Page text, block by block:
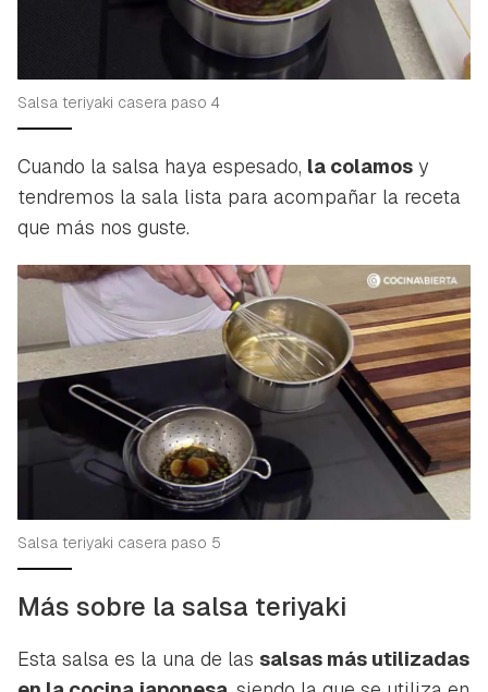
CANCELAR
Salsa teriyaki casera paso 4
Cuando la salsa haya espesado, la colamos y
tendremos la sala lista para acompañar la receta
que más nos guste.
Salsa teriyaki casera paso 5
Más sobre la salsa teriyaki
Esta salsa es la una de las salsas más utilizadas
ACEPTAR